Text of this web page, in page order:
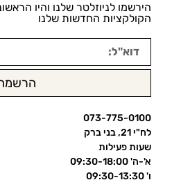
הירשמו לניוזלטר שלנו והיו
הקולקציות החדשות שלנו
073-775-0100
לח"י 21, בני ברק
שעות פעילות
א'-ה' 09:30-18:00
ו' 09:30-13:30